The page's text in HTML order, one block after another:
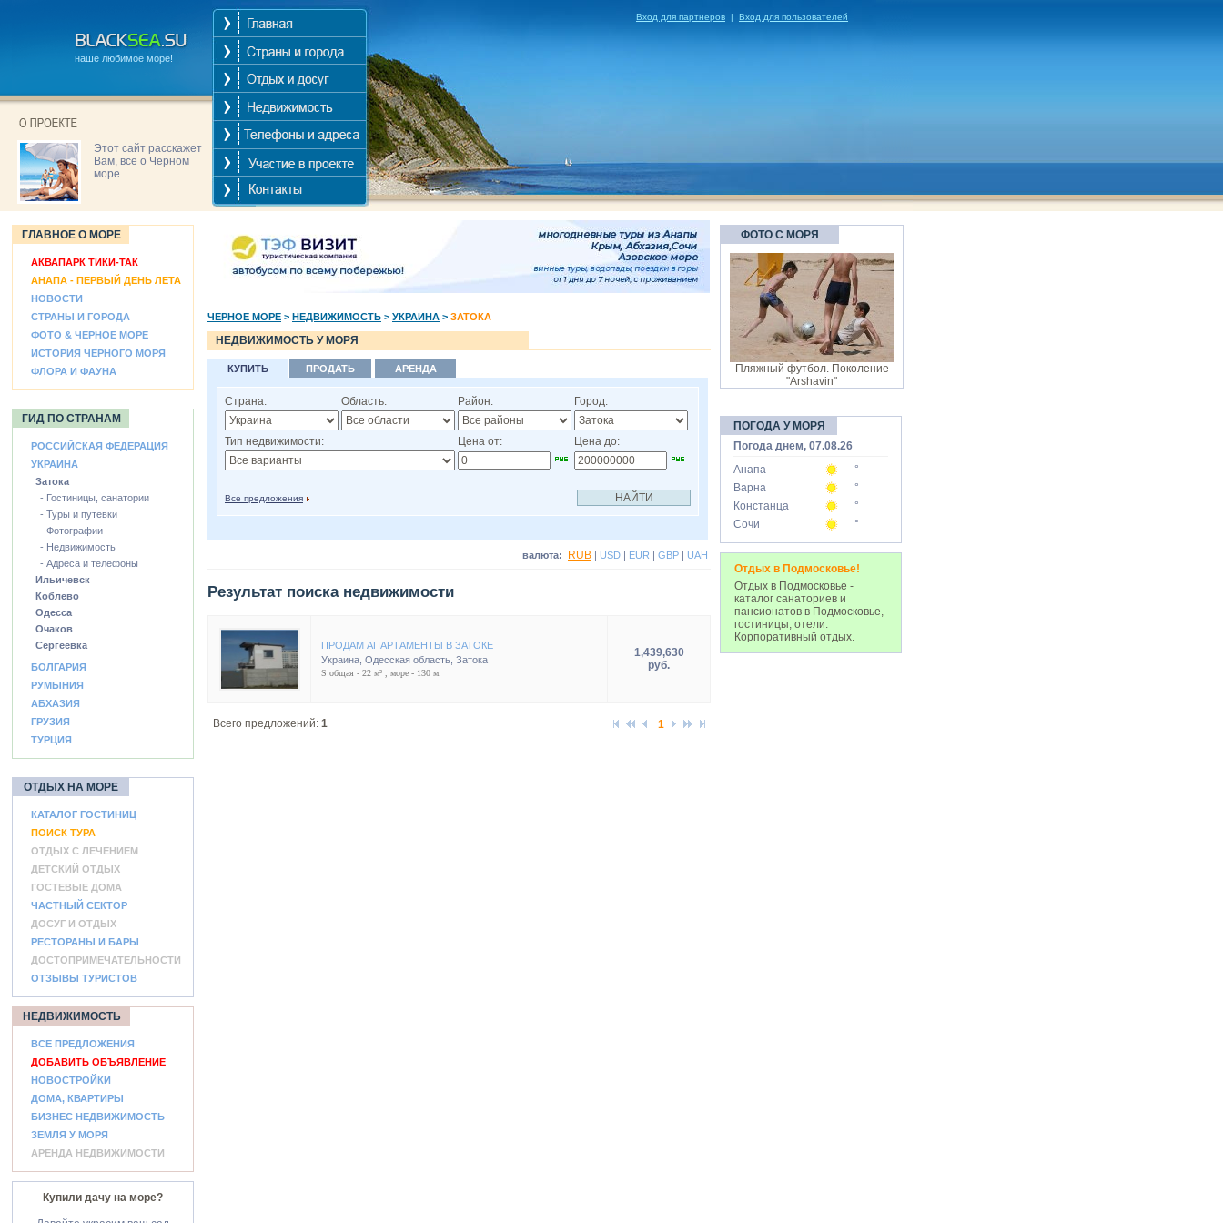
наше любимое море!
Этот сайт расскажет
Вам, все о Черном
море.
Вход для партнеров | Вход для пользователей
ГЛАВНОЕ О МОРЕ
АКВАПАРК ТИКИ-ТАК
АНАПА - ПЕРВЫЙ ДЕНЬ ЛЕТА
НОВОСТИ
СТРАНЫ И ГОРОДА
ФОТО & ЧЕРНОЕ МОРЕ
ИСТОРИЯ ЧЕРНОГО МОРЯ
ФЛОРА И ФАУНА
ГИД ПО СТРАНАМ
РОССИЙСКАЯ ФЕДЕРАЦИЯ
УКРАИНА
Затока
- Гостиницы, санатории
- Туры и путевки
- Фотографии
- Недвижимость
- Адреса и телефоны
Ильичевск
Коблево
Одесса
Очаков
Сергеевка
БОЛГАРИЯ
РУМЫНИЯ
АБХАЗИЯ
ГРУЗИЯ
ТУРЦИЯ
ОТДЫХ НА МОРЕ
КАТАЛОГ ГОСТИНИЦ
ПОИСК ТУРА
ОТДЫХ С ЛЕЧЕНИЕМ
ДЕТСКИЙ ОТДЫХ
ГОСТЕВЫЕ ДОМА
ЧАСТНЫЙ СЕКТОР
ДОСУГ И ОТДЫХ
РЕСТОРАНЫ И БАРЫ
ДОСТОПРИМЕЧАТЕЛЬНОСТИ
ОТЗЫВЫ ТУРИСТОВ
НЕДВИЖИМОСТЬ
ВСЕ ПРЕДЛОЖЕНИЯ
ДОБАВИТЬ ОБЪЯВЛЕНИЕ
НОВОСТРОЙКИ
ДОМА, КВАРТИРЫ
БИЗНЕС НЕДВИЖИМОСТЬ
ЗЕМЛЯ У МОРЯ
АРЕНДА НЕДВИЖИМОСТИ
Купили дачу на море?
ЧЕРНОЕ МОРЕ > НЕДВИЖИМОСТЬ > УКРАИНА > ЗАТОКА
НЕДВИЖИМОСТЬ У МОРЯ
КУПИТЬ ПРОДАТЬ АРЕНДА
Страна: Область: Район: Город:
Тип недвижимости: Цена от: Цена до:
Все предложения
валюта: RUB | USD | EUR | GBP | UAH
Результат поиска недвижимости
ПРОДАМ АПАРТАМЕНТЫ В ЗАТОКЕ
Украина Одесская область Затока
S общая - 22 м² , море - 130 м.
1,439,630
руб.
Всего предложений: 1 1
ФОТО С МОРЯ
Пляжный футбол. Поколение
"Arshavin"
ПОГОДА У МОРЯ
Погода днем, 07.08.26
Анапа
°
Варна
°
Констанца
°
Сочи
°
Отдых в Подмосковье!
Отдых в Подмосковье -
каталог санаториев и
пансионатов в Подмосковье,
гостиницы, отели.
Корпоративный отдых.